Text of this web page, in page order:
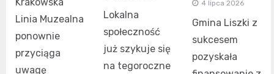
Linia Muzealna
ponownie
przyciąga
uwagę
Lokalna
społeczność
już szykuje się
na tegoroczne
4 lipca 2026
Gmina Liszki z
sukcesem
pozyskała